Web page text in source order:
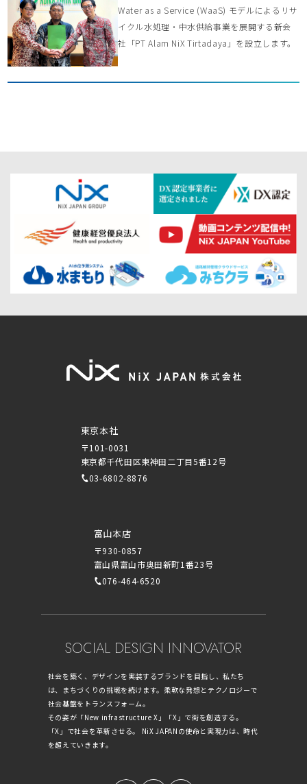
Water as a Service (WaaS) モデルによるリサ
イクル水処理・中水供給事業を展開する新会
社「PT Alam NiX Tirtadaya」を設立します。
東京本社
〒101-0031
東京都千代田区東神田二丁目5番12号
03-6802-8876
富山本店
〒930-0857
富山県富山市奥田新町1番23号
076-464-6520
SOCIAL DESIGN INNOVATOR
社会を築く、デザインを実装するブランドを目指し、私たち
は、まちづくりの挑戦を続けます。柔軟な発想とテクノロジーで
社会基盤をトランスフォーム。
その姿が「New infrastructure X」「X」で街を創造する。
「X」で社会を革新させる。 NiX JAPANの使命と実現力は、時代
を超えていきます。